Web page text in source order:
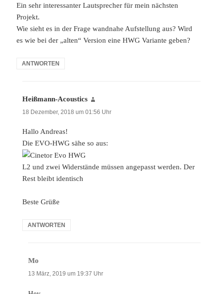
Ein sehr interessanter Lautsprecher für mein nächsten
Projekt.
Wie sieht es in der Frage wandnahe Aufstellung aus? Wird
es wie bei der „alten“ Version eine HWG Variante geben?
ANTWORTEN
Heißmann-Acoustics
18 Dezember, 2018 um 01:56 Uhr
Hallo Andreas!
Die EVO-HWG sähe so aus:
L2 und zwei Widerstände müssen angepasst werden. Der
Rest bleibt identisch
Beste Grüße
ANTWORTEN
Mo
13 März, 2019 um 19:37 Uhr